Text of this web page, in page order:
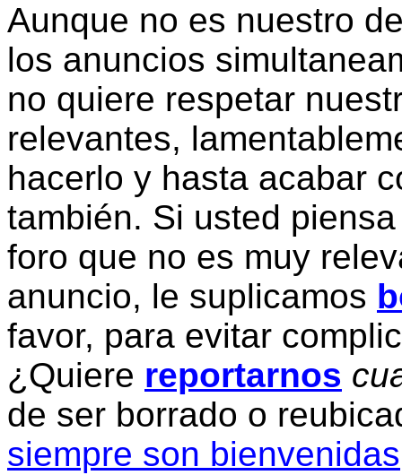
Aunque no es nuestro
los anuncios
no quiere respetar
relevantes,
hacerlo y hasta acabar
también. Si usted
foro que no es muy
anuncio, le suplicamos
favor, para evitar
¿Quiere reportarnos
de ser borrado o
siempre son bienvenidas